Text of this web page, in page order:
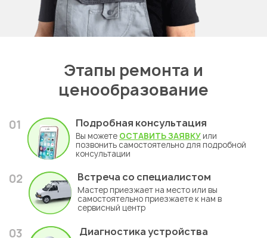
Этапы ремонта и
ценообразование
01 Подробная консультация
Вы можете ОСТАВИТЬ ЗАЯВКУ или
позвонить самостоятельно для подробной
консультации
02 Встреча со специалистом
Мастер приезжает на место или вы
самостоятельно приезжаете к нам в
сервисный центр
03 Диагностика устройства